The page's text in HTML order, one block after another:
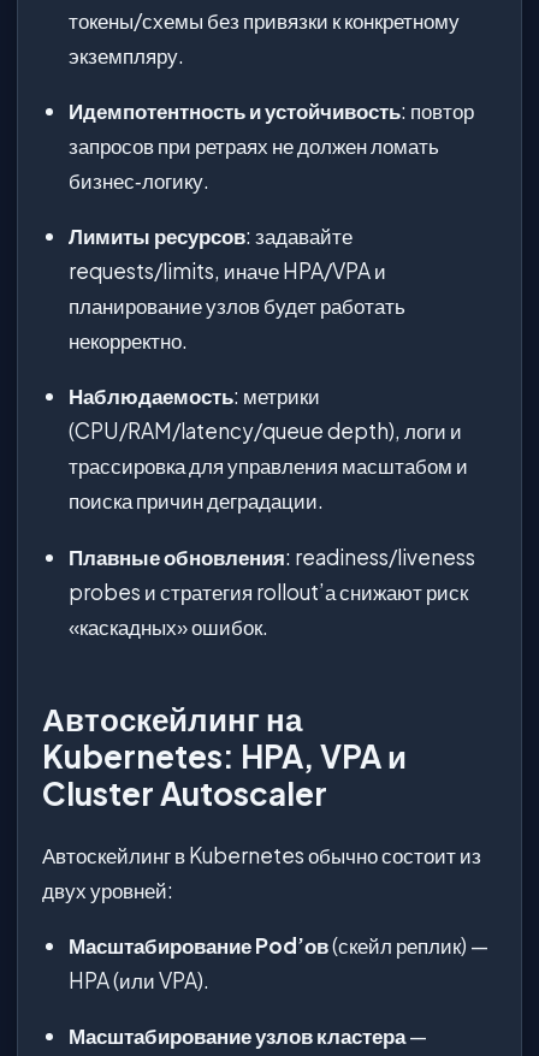
токены/схемы без привязки к конкретному
экземпляру.
Идемпотентность и устойчивость: повтор
запросов при ретраях не должен ломать
бизнес‑логику.
Лимиты ресурсов: задавайте
requests/limits, иначе HPA/VPA и
планирование узлов будет работать
некорректно.
Наблюдаемость: метрики
(CPU/RAM/latency/queue depth), логи и
трассировка для управления масштабом и
поиска причин деградации.
Плавные обновления: readiness/liveness
probes и стратегия rollout’а снижают риск
«каскадных» ошибок.
Автоскейлинг на
Kubernetes: HPA, VPA и
Cluster Autoscaler
Автоскейлинг в Kubernetes обычно состоит из
двух уровней:
Масштабирование Pod’ов(скейл реплик) —
HPA (или VPA).
Масштабирование узлов кластера—